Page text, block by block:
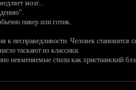
мозг...
павер или готик.
несправедливости. Человек становится
таскают из классики.
невменяемые стили как христианский